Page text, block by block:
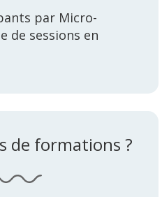
par Micro-
de sessions en
de formations ?